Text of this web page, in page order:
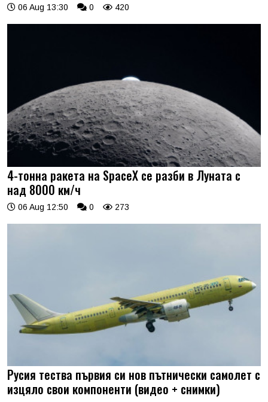
06 Aug 13:30 0 420
4-тонна ракета на SpaceX се разби в Луната с
над 8000 км/ч
06 Aug 12:50 0 273
Русия тества първия си нов пътнически самолет с
изцяло свои компоненти (видео + снимки)